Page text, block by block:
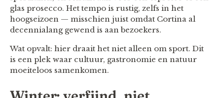
glas prosecco. Het tempo is rustig, zelfs in het
hoogseizoen — misschien juist omdat Cortina al
decennialang gewend is aan bezoekers.
Wat opvalt: hier draait het niet alleen om sport. Dit
is een plek waar cultuur, gastronomie en natuur
moeiteloos samenkomen.